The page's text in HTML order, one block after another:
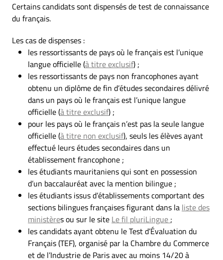
Certains candidats sont dispensés de test de connaissance
du français.
Les cas de dispenses :
les ressortissants de pays où le français est l’unique
langue officielle (à titre exclusif) ;
les ressortissants de pays non francophones ayant
obtenu un diplôme de fin d’études secondaires délivré
dans un pays où le français est l’unique langue
officielle (à titre exclusif) ;
pour les pays où le français n’est pas la seule langue
officielle (à titre non exclusif), seuls les élèves ayant
effectué leurs études secondaires dans un
établissement francophone ;
les étudiants mauritaniens qui sont en possession
d’un baccalauréat avec la mention bilingue ;
les étudiants issus d’établissements comportant des
sections bilingues françaises figurant dans la liste des
ministères ou sur le site Le fil pluriLingue ;
les candidats ayant obtenu le Test d’Évaluation du
Français (TEF), organisé par la Chambre du Commerce
et de l’Industrie de Paris avec au moins 14/20 à